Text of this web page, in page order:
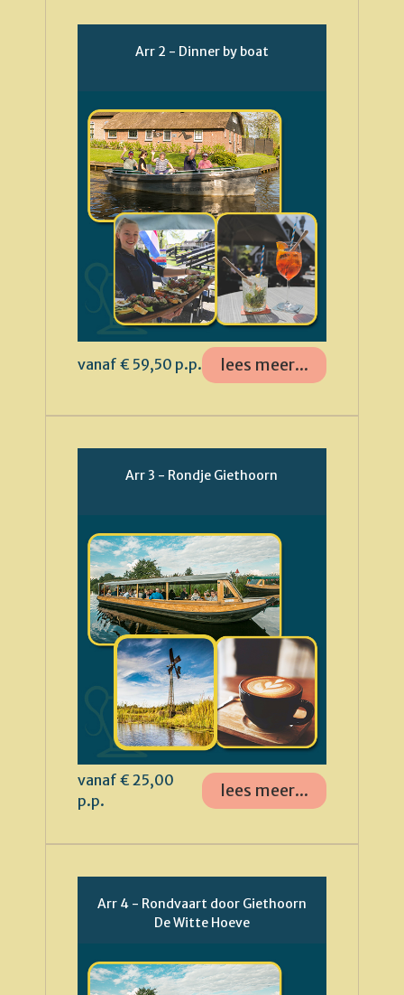
Arr 2 - Dinner by boat
vanaf € 59,50 p.p. lees meer...
Arr 3 - Rondje Giethoorn
vanaf € 25,00
p.p.
lees meer...
Arr 4 - Rondvaart door Giethoorn
De Witte Hoeve